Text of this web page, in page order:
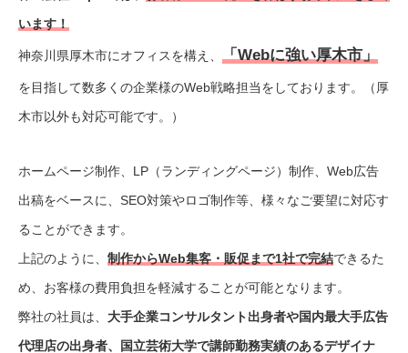
います！
神奈川県厚木市にオフィスを構え、 「Webに強い厚木市」
を目指して数多くの企業様のWeb戦略担当をしております。（厚
木市以外も対応可能です。）
ホームページ制作、LP（ランディングページ）制作、Web広告
出稿をベースに、SEO対策やロゴ制作等、様々なご要望に対応す
ることができます。
上記のように、 制作からWeb集客・販促まで1社で完結できるた
め、お客様の費用負担を軽減することが可能となります。
弊社の社員は、 大手企業コンサルタント出身者や国内最大手広告
代理店の出身者、国立芸術大学で講師勤務実績のあるデザイナ